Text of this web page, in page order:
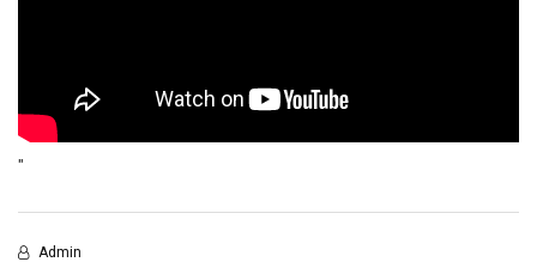
"
Admin